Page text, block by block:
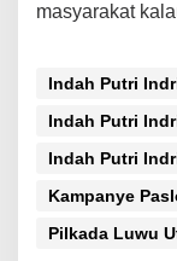
masyarakat
Indah Putri
Indah Putri
Indah Putri
Kampanye
Pilkada Luwu